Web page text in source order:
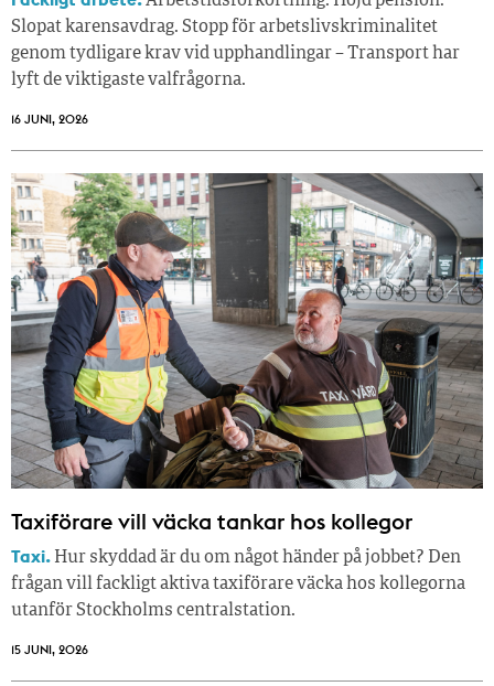
Slopat karensavdrag. Stopp för arbetslivskriminalitet
genom tydligare krav vid upphandlingar – Transport har
lyft de viktigaste valfrågorna.
16 JUNI, 2026
Taxiförare vill väcka tankar hos kollegor
Taxi. Hur skyddad är du om något händer på jobbet? Den
frågan vill fackligt aktiva taxiförare väcka hos kollegorna
utanför Stockholms centralstation.
15 JUNI, 2026